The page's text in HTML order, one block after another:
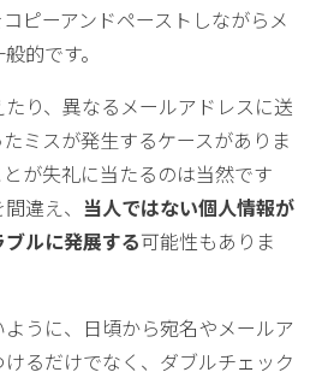
ピーアンドペーストしながらメ
的です。
り、異なるメールアドレスに送
ミスが発生するケースがありま
が失礼に当たるのは当然です
違え、 当人ではない個人情報が
ルに発展する可能性もありま
うに、日頃から宛名やメールア
るだけでなく、ダブルチェック